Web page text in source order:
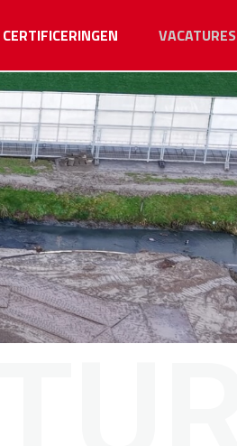
CERTIFICERINGEN VACATURES